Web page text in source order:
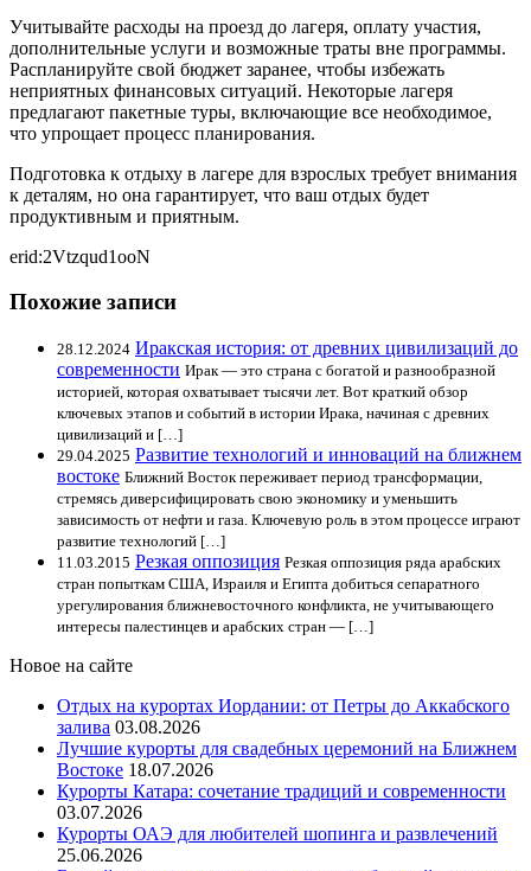
Учитывайте расходы на проезд до лагеря, оплату участия,
дополнительные услуги и возможные траты вне программы.
Распланируйте свой бюджет заранее, чтобы избежать
неприятных финансовых ситуаций. Некоторые лагеря
предлагают пакетные туры, включающие все необходимое,
что упрощает процесс планирования.
Подготовка к отдыху в лагере для взрослых требует внимания
к деталям, но она гарантирует, что ваш отдых будет
продуктивным и приятным.
erid:2Vtzqud1ooN
Похожие записи
28.12.2024 Иракская история: от древних цивилизаций до
современности Ирак — это страна с богатой и разнообразной
историей, которая охватывает тысячи лет. Вот краткий обзор
ключевых этапов и событий в истории Ирака, начиная с древних
цивилизаций и […]
29.04.2025 Развитие технологий и инноваций на ближнем
востоке Ближний Восток переживает период трансформации,
стремясь диверсифицировать свою экономику и уменьшить
зависимость от нефти и газа. Ключевую роль в этом процессе играют
развитие технологий […]
11.03.2015 Резкая оппозиция Резкая оппозиция ряда арабских
стран попыткам США, Израиля и Египта добиться сепаратного
урегулирования ближневосточного конфликта, не учитывающего
интересы палестинцев и арабских стран — […]
Новое на сайте
Отдых на курортах Иордании: от Петры до Аккабского
залива 03.08.2026
Лучшие курорты для свадебных церемоний на Ближнем
Востоке 18.07.2026
Курорты Катара: сочетание традиций и современности
03.07.2026
Курорты ОАЭ для любителей шопинга и развлечений
25.06.2026